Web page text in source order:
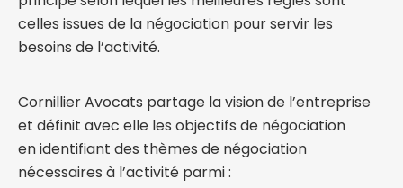
celles issues de la négociation pour servir les
besoins de l’activité.
Cornillier Avocats partage la vision de l’entreprise
et définit avec elle les objectifs de négociation
en identifiant des thèmes de négociation
nécessaires à l’activité parmi :